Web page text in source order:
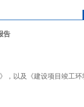
告
，以及《建设项目竣工环